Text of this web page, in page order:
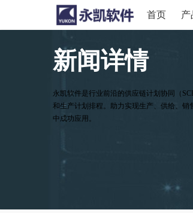
首页 产
新闻详情
永凯软件是行业前沿的供应链计划协同（
和生产计划排程。助力实现生产、供给、
中成功应用。